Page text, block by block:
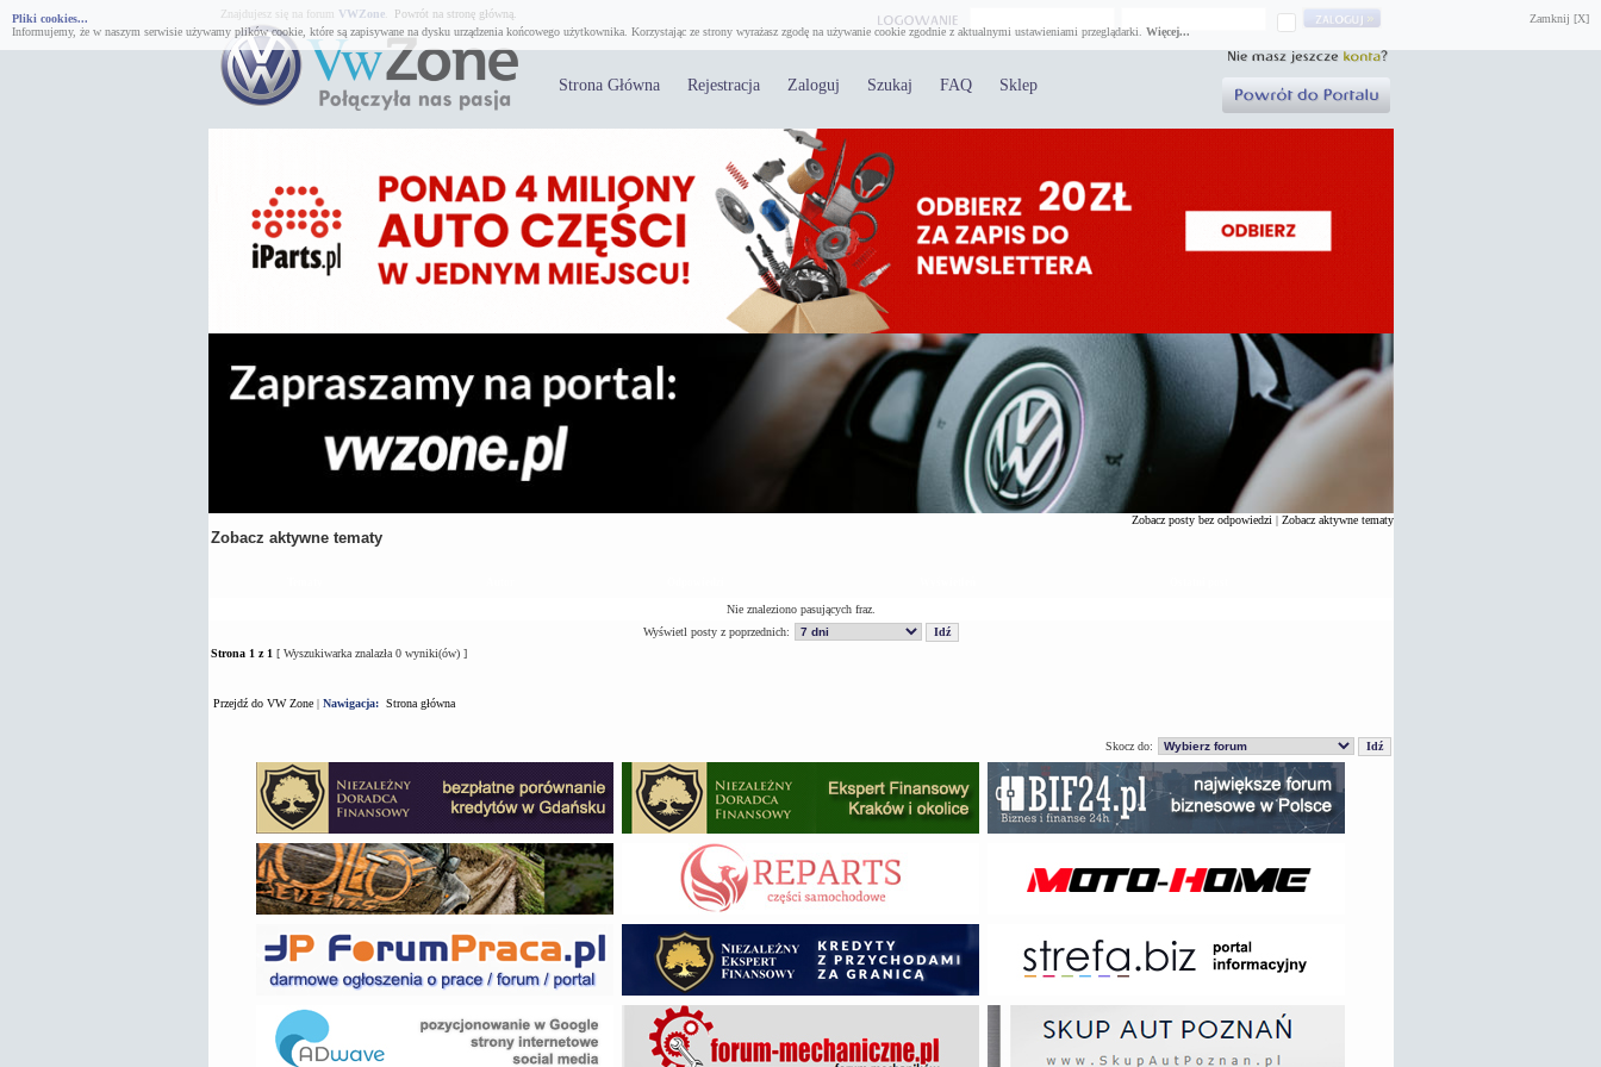
Zamknij [X]
Pliki cookies...
Informujemy, że w naszym serwisie używamy plików cookie, które są zapisywane na dysku urządzenia końcowego użytkownika. Korzystając ze strony wyrażasz zgodę na używanie cookie zgodnie z aktualnymi ustawieniami przeglądarki. Więcej...
Znajdujesz się na forum VWZone. Powrót na stronę główną.
Strona Główna Rejestracja Zaloguj Szukaj FAQ Sklep
Zobacz posty bez odpowiedzi | Zobacz aktywne tematy
Zobacz aktywne tematy
Nie znaleziono pasujących fraz.
Wyświetl posty z poprzednich:
Strona 1 z 1 [ Wyszukiwarka znalazła 0 wyniki(ów) ]
Przejdź do VW Zone| Nawigacja: Strona główna
Skocz do: